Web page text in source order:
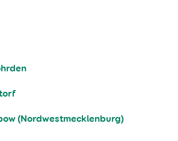
(Nordwestmecklenburg)